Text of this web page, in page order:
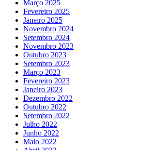
Março 2025
Fevereiro 2025
Janeiro 2025
Novembro 2024
Setembro 2024
Novembro 2023
Outubro 2023
Setembro 2023
Março 2023
Fevereiro 2023
Janeiro 2023
Dezembro 2022
Outubro 2022
Setembro 2022
Julho 2022
Junho 2022
Maio 2022